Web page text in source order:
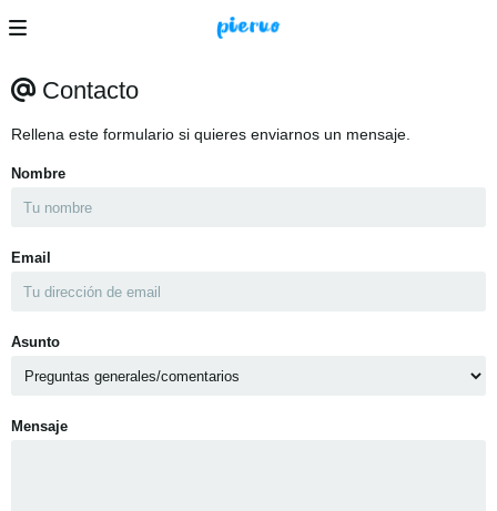
Contacto
Rellena este formulario si quieres enviarnos un mensaje.
Nombre
Email
Asunto
Mensaje